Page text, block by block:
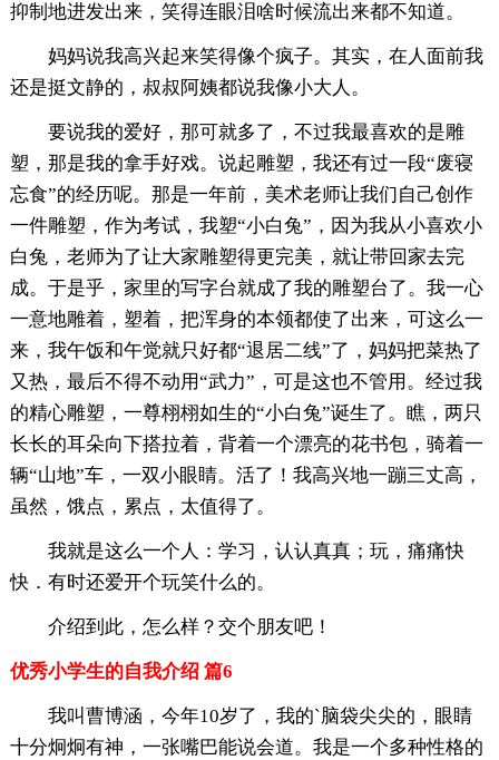
抑制地进发出来，笑得连眼泪啥时候流出来都不知道。
妈妈说我高兴起来笑得像个疯子。其实，在人面前我
还是挺文静的，叔叔阿姨都说我像小大人。
要说我的爱好，那可就多了，不过我最喜欢的是雕
塑，那是我的拿手好戏。说起雕塑，我还有过一段“废寝
忘食”的经历呢。那是一年前，美术老师让我们自己创作
一件雕塑，作为考试，我塑“小白兔”，因为我从小喜欢小
白兔，老师为了让大家雕塑得更完美，就让带回家去完
成。于是乎，家里的写字台就成了我的雕塑台了。我一心
一意地雕着，塑着，把浑身的本领都使了出来，可这么一
来，我午饭和午觉就只好都“退居二线”了，妈妈把菜热了
又热，最后不得不动用“武力”，可是这也不管用。经过我
的精心雕塑，一尊栩栩如生的“小白兔”诞生了。瞧，两只
长长的耳朵向下搭拉着，背着一个漂亮的花书包，骑着一
辆“山地”车，一双小眼睛。活了！我高兴地一蹦三丈高，
虽然，饿点，累点，太值得了。
我就是这么一个人：学习，认认真真；玩，痛痛快
快．有时还爱开个玩笑什么的。
介绍到此，怎么样？交个朋友吧！
优秀小学生的自我介绍 篇6
我叫曹博涵，今年10岁了，我的`脑袋尖尖的，眼睛
十分炯炯有神，一张嘴巴能说会道。我是一个多种性格的